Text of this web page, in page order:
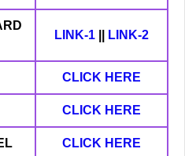
LINK-1 LINK-2
CLICK HERE
CLICK HERE
CLICK HERE